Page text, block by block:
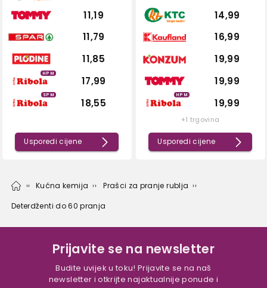
11,19
11,79
11,85
HPM
17,99
SPM
18,55
Usporedi cijene
14,99
16,99
19,99
19,99
HPM
19,99
+1 trgovina
Usporedi cijene
Kućna kemija
Prašci za pranje rublja
Deterdženti do 60 pranja
Prijavite se na newsletter
Budite uvijek u toku! Prijavite se na naš
newsletter i otkrijte najaktualnije ponude i